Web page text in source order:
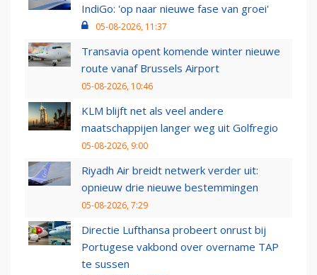
IndiGo: 'op naar nieuwe fase van groei'
05-08-2026, 11:37
Transavia opent komende winter nieuwe
route vanaf Brussels Airport
05-08-2026, 10:46
KLM blijft net als veel andere
maatschappijen langer weg uit Golfregio
05-08-2026, 9:00
Riyadh Air breidt netwerk verder uit:
opnieuw drie nieuwe bestemmingen
05-08-2026, 7:29
Directie Lufthansa probeert onrust bij
Portugese vakbond over overname TAP
te sussen